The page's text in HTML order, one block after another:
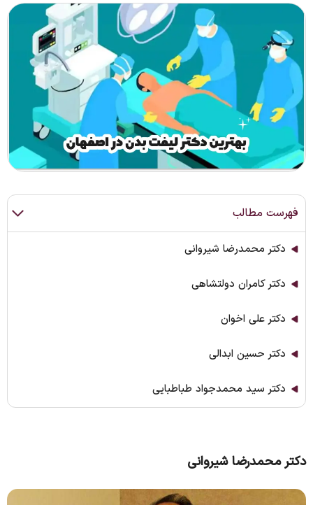
فهرست مطالب
دکتر محمدرضا شیروانی
دکتر کامران دولتشاهی
دکتر علی اخوان
دکتر حسین ابدالی
دکتر سید محمدجواد طباطبایی
دکتر محمدرضا شیروانی